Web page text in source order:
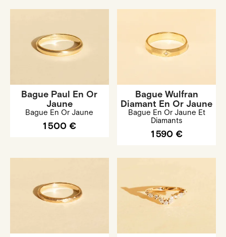
Bague Paul En Or
Jaune
Bague En Or Jaune
1 500 €
Bague Wulfran
Diamant En Or Jaune
Bague En Or Jaune Et
Diamants
1 590 €